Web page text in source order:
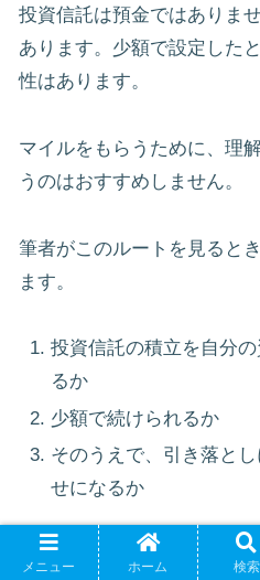
投資信託は預金ではありま
あります。少額で設定した
性はあります。
マイルをもらうために、理
うのはおすすめしません。
筆者がこのルートを見ると
ます。
投資信託の積立を自分
るか
少額で続けられるか
そのうえで、引き落と
せになるか
マイルはあくまで副産物です
メニュー ホーム 検索